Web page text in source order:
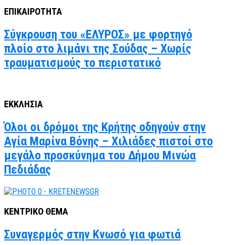
ΕΠΙΚΑΙΡΟΤΗΤΑ
Σύγκρουση του «ΕΛΥΡΟΣ» με φορτηγό
πλοίο στο λιμάνι της Σούδας – Χωρίς
τραυματισμούς το περιστατικό
ΕΚΚΛΗΣΙΑ
Όλοι οι δρόμοι της Κρήτης οδηγούν στην
Αγία Μαρίνα Βόνης – Χιλιάδες πιστοί στο
μεγάλο προσκύνημα του Δήμου Μινώα
Πεδιάδας
ΚΕΝΤΡΙΚΟ ΘΕΜΑ
Συναγερμός στην Κνωσό για φωτιά